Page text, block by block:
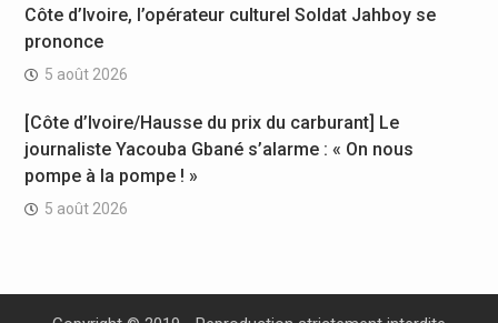
Côte d’Ivoire, l’opérateur culturel Soldat Jahboy se
prononce
5 août 2026
[Côte d’Ivoire/Hausse du prix du carburant] Le
journaliste Yacouba Gbané s’alarme : « On nous
pompe à la pompe ! »
5 août 2026